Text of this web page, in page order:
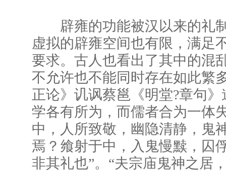
辟雍的功能被汉以来的礼
虚拟的辟雍空间也有限，满足
要求。古人也看出了其中的混
不允许也不能同时存在如此繁
正论》讥讽蔡邕《明堂?章句
学各有所为，而儒者合为一体
中，人所致敬，幽隐清静，鬼
焉？飨射于中，入鬼慢黩，囚
非其礼也”。“夫宗庙鬼神之居